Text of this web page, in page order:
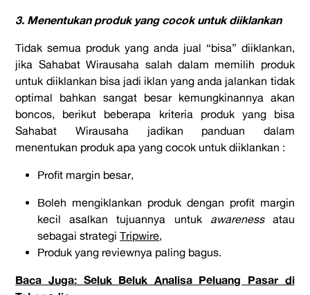
3. Menentukan produk yang cocok untuk diiklankan
Tidak semua produk yang anda jual “bisa” diiklankan,
jika Sahabat Wirausaha salah dalam memilih produk
untuk diiklankan bisa jadi iklan yang anda jalankan tidak
optimal bahkan sangat besar kemungkinannya akan
boncos, berikut beberapa kriteria produk yang bisa
Sahabat Wirausaha jadikan panduan dalam
menentukan produk apa yang cocok untuk diiklankan :
Profit margin besar,
Boleh mengiklankan produk dengan profit margin
kecil asalkan tujuannya untuk awarenessatau
sebagai strategiTripwire,
Produk yang reviewnya paling bagus.
Baca Juga: Seluk Beluk Analisa Peluang Pasar di